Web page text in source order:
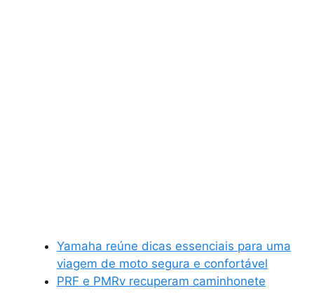
Yamaha reúne dicas essenciais para uma
viagem de moto segura e confortável
PRF e PMRv recuperam caminhonete